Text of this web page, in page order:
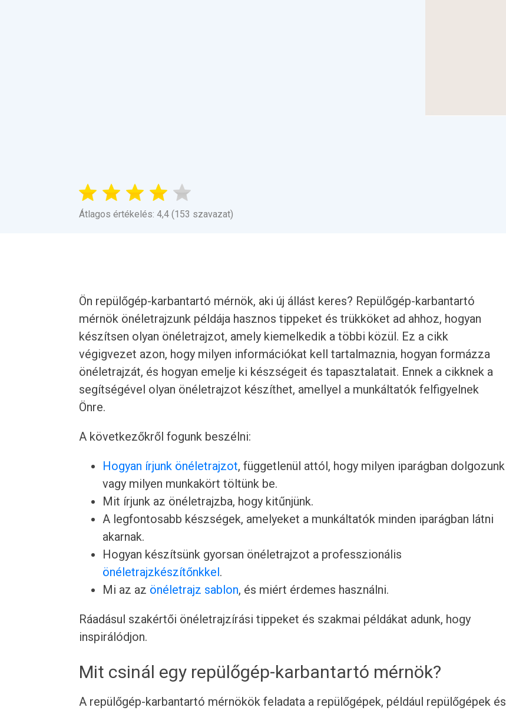
Átlagos értékelés: 4,4 (153 szavazat)
Ön repülőgép-karbantartó mérnök, aki új állást keres? Repülőgép-karbantartó
mérnök önéletrajzunk példája hasznos tippeket és trükköket ad ahhoz, hogyan
készítsen olyan önéletrajzot, amely kiemelkedik a többi közül. Ez a cikk
végigvezet azon, hogy milyen információkat kell tartalmaznia, hogyan formázza
önéletrajzát, és hogyan emelje ki készségeit és tapasztalatait. Ennek a cikknek a
segítségével olyan önéletrajzot készíthet, amellyel a munkáltatók felfigyelnek
Önre.
A következőkről fogunk beszélni:
Hogyan írjunk önéletrajzot, függetlenül attól, hogy milyen iparágban dolgozunk
vagy milyen munkakört töltünk be.
Mit írjunk az önéletrajzba, hogy kitűnjünk.
A legfontosabb készségek, amelyeket a munkáltatók minden iparágban látni
akarnak.
Hogyan készítsünk gyorsan önéletrajzot a professzionális
önéletrajzkészítőnkkel.
Mi az az önéletrajz sablon, és miért érdemes használni.
Ráadásul szakértői önéletrajzírási tippeket és szakmai példákat adunk, hogy
inspirálódjon.
Mit csinál egy repülőgép-karbantartó mérnök?
A repülőgép-karbantartó mérnökök feladata a repülőgépek, például repülőgépek és